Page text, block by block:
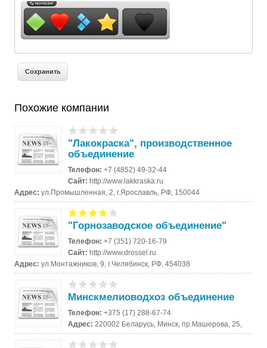
Похожие компании
"Лакокраска", производственное
объединение
Телефон:+7 (4852) 49-32-44
Сайт:http://www.lakkraska.ru
Адрес:ул.Промышленная, 2, г.Ярославль, РФ, 150044
"Горнозаводское объединение"
Телефон:+7 (351) 720-16-79
Сайт:http://www.drossel.ru
Адрес:ул.Монтажников, 9, г.Челябинск, РФ, 454038
Минскмелиоводхоз объединение
Телефон:+375 (17) 288-67-74
Адрес: 220002 Беларусь, Минск, пр.Машерова, 25,